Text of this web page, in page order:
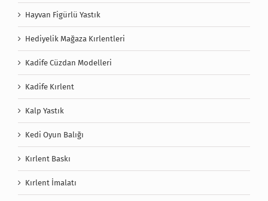
Hayvan Figürlü Yastık
Hediyelik Mağaza Kırlentleri
Kadife Cüzdan Modelleri
Kadife Kırlent
Kalp Yastık
Kedi Oyun Balığı
Kırlent Baskı
Kırlent İmalatı